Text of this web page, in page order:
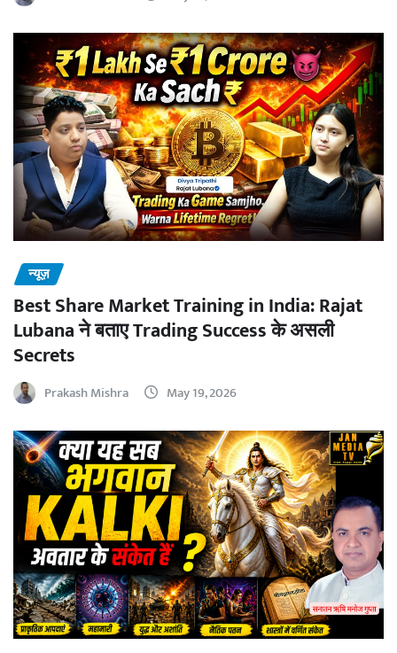
न्यूज़
Best Share Market Training in India: Rajat
Lubana ने बताए Trading Success के असली
Secrets
Prakash Mishra May 19, 2026